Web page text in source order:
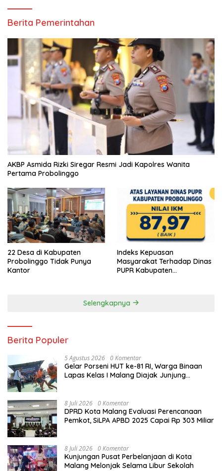
Berita Pemerintahan
AKBP Asmida Rizki Siregar Resmi Jadi Kapolres Wanita
Pertama Probolinggo
22 Desa di Kabupaten
Probolinggo Tidak Punya
Kantor
Indeks Kepuasan
Masyarakat Terhadap Dinas
PUPR Kabupaten
Selengkapnya
Berita Populer
5 Agustus 2026 0 Komentar
Gelar Porseni HUT ke-81 RI, Warga Binaan
Lapas Kelas I Malang Diajak Junjung
8 Juli 2026 0 Komentar
DPRD Kota Malang Evaluasi Perencanaan
Pemkot, SiLPA APBD 2025 Capai Rp 303 Miliar
8 Juli 2026 0 Komentar
Kunjungan Pusat Perbelanjaan di Kota
Malang Melonjak Selama Libur Sekolah